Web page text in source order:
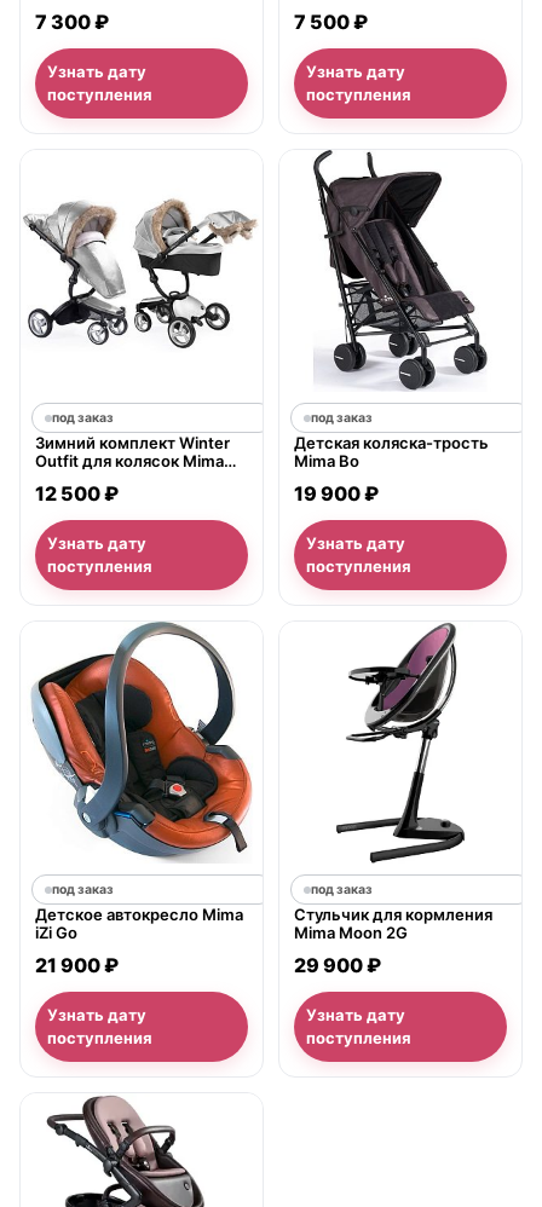
7 300 ₽
Узнать дату
поступления
7 500 ₽
Узнать дату
поступления
под заказ
Зимний комплект Winter
Outfit для колясок Mima
12 500 ₽
Узнать дату
поступления
под заказ
Детская коляска-трость
Mima Bo
19 900 ₽
Узнать дату
поступления
под заказ
Детское автокресло Mima
iZi Go
21 900 ₽
Узнать дату
поступления
под заказ
Cтульчик для кормления
Mima Moon 2G
29 900 ₽
Узнать дату
поступления
нет в продаже